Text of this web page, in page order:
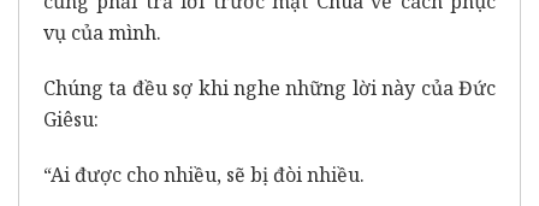
vụ của mình.
Chúng ta đều sợ khi nghe những lời này của Đức
Giêsu:
“Ai được cho nhiều, sẽ bị đòi nhiều.